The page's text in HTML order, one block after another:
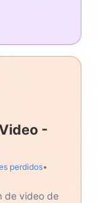
-
perdidos•
de video de